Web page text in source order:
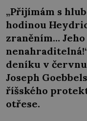
„Přijímám s
hodinou
zraněním…
deníku v
Joseph
říšského
otřese.